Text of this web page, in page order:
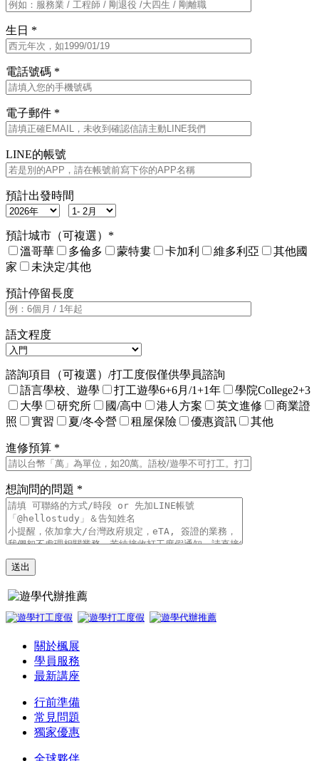
生日 *
電話號碼 *
電子郵件 *
LINE的帳號
預計出發時間
預計城市（可複選）*
溫哥華
多倫多 蒙特婁 卡加利 維多利亞
其他國
家
未決定/其他
預計停留長度
語文程度
諮詢項目（可複選）/打工度假僅供學員諮詢
語言學校、遊學
打工遊學6+6月/1+1年
學院College2+3
大學
研究所 國/高中 港人方案 英文進修
商業證
照
實習 夏/冬令營 租屋保險 優惠資訊 其他
進修預算 *
想詢問的問題 *
關於楓展
學員服務
最新講座
行前準備
常見問題
獨家優惠